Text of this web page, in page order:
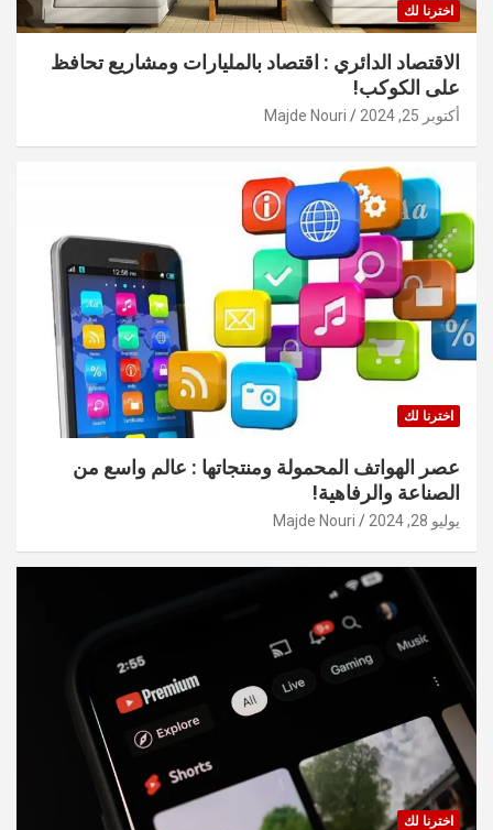
اخترنا لك
الاقتصاد الدائري : اقتصاد بالمليارات ومشاريع تحافظ
على الكوكب!
أكتوبر 25, 2024 Majde Nouri
اخترنا لك
عصر الهواتف المحمولة ومنتجاتها : عالم واسع من
الصناعة والرفاهية!
يوليو 28, 2024 Majde Nouri
اخترنا لك